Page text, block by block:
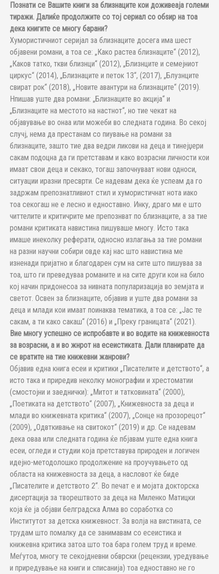
Познати се Вашите книги за близнаците кои доживеаја големи
тиражи. Далиќе продолжите со тој сериал со обѕир на тоа
дека книгите се многу барани?
Хумористичниот серијал за близнаците досега има шест
објавени романи, а тоа се: „Како растеа близнаците“ (2012),
„Каков татко, ткви близнци“ (2012), „Близнците и семејниот
циркус“ (2014), „Близнаците и петок 13“, (2017), „Блузнците
свират рок“ (2018), „Новите авантури на близнаците“ (2019).
Нпишав уште два романи: „Близнаците во акција“ и
„Близнаците на местото на настнот“, но тие чекат на
објавување во онаа или можеби во следната година. Во секој
случј, нема да престанам со пиување на романи за
близнаците, зашто тие два ведри ликови на деца и тинејџери
сакам подоцна да ги претставам и како возрасни личности кои
имаат свои деца и секако, тогаш започнуваат нови односи,
ситуации иразни пресврти. Се надевам дека ќе успеам да го
задржам препознатливиот стил и хумористичнат нота иако
тоа секогаш не е лесно и едноставно. Инку, драго ми е што
читтелите и критичрите ме препознват по близнаците, а за тие
романи критиката навистина пишуваше многу. Исто така
имаше инеколку реферати, односно излагања за тие романи
на разни научни собири овде кај нас што навистина ме
изненади пријатно и благодарен сум на сите што пишуваа за
тоа, што ги преведуваа романите и на сите други кои на било
кој начин придонесоа за нивната популаризација во земјата и
светот. Освен за близнаците, објавив и уште два романи за
деца и млади кои имаат поинаква тематика, а тоа се: „Јас те
сакам, а ти како сакаш“ (2016) и „Преку границата“ (2021).
Вие многу успешно се испробавте и во водите на книжевноста
за возрасни, а и во жнрот на есеистиката. Дали планирате да
се вратите на тие книжевни жанрови?
Објавив една книга есеи и критики „Писателите и детството“, а
исто така и приредив неколку монографии и хрестоматии
(смостојни и заеднички): „Митот и татковината“ (2000),
„Поетиката на детството“ (2007), „Книжевноста за деца и
млади во книжевната критика“ (2007), „Сонце на прозорецот“
(2009), „Одвткивање на свитокот“ (2019) и др. Се надевам
дека оваа или следната година ќе пбјавам уште една книга
есеи, огледи и студии која претставува природен и логичен
идејно-методолошко продолжение на проучувањето од
областа на книжевноста за деца, а насловот ќе биде
„Писателите и детството 2“. Во печат е и мојата докторска
дисертација за творештвото за деца на Миленко Матицки
која ќе ја објави белградска Алма во соработка со
Институтот за детска книжевност. За волја на вистината, се
трудам што помалку да се занимавам со есеистика и
книжевна критика затоа што тоа бара голем труд и време.
Меѓутоа, многу те секојдневни обврски (рецензии, уредување
и приредување на книги и списанија) тоа едноставно не го